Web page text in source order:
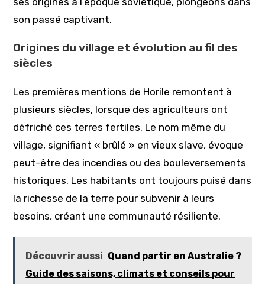
son passé captivant.
Origines du village et évolution au fil des
siècles
Les premières mentions de Horile remontent à
plusieurs siècles, lorsque des agriculteurs ont
défriché ces terres fertiles. Le nom même du
village, signifiant « brûlé » en vieux slave, évoque
peut-être des incendies ou des bouleversements
historiques. Les habitants ont toujours puisé dans
la richesse de la terre pour subvenir à leurs
besoins, créant une communauté résiliente.
Découvrir aussi Quand partir en Australie ?
Guide des saisons, climats et conseils pour